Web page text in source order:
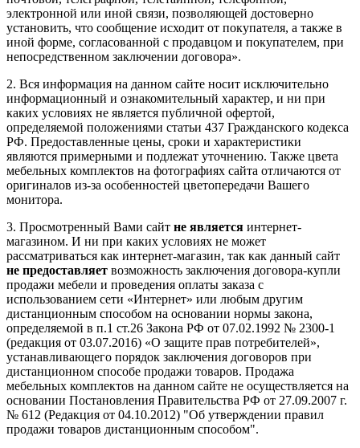
электронной или иной связи, позволяющей достоверно
установить, что сообщение исходит от покупателя, а также в
иной форме, согласованной с продавцом и покупателем, при
непосредственном заключении договора».
2. Вся информация на данном сайте носит исключительно
информационный и ознакомительный характер, и ни при
каких условиях не является публичной офертой,
определяемой положениями статьи 437 Гражданского кодекса
РФ. Предоставленные цены, сроки и характеристики
являются примерными и подлежат уточнению. Также цвета
мебельных комплектов на фотографиях сайта отличаются от
оригиналов из-за особенностей цветопередачи Вашего
монитора.
3. Просмотренный Вами сайт не является интернет-
магазином. И ни при каких условиях не может
рассматриваться как интернет-магазин, так как данный сайт
не предоставляет возможность заключения договора-купли
продажи мебели и проведения оплаты заказа с
использованием сети «Интернет» или любым другим
дистанционным способом на основании нормы закона,
определяемой в п.1 ст.26 Закона РФ от 07.02.1992 № 2300-1
(редакция от 03.07.2016) «О защите прав потребителей»,
устанавливающего порядок заключения договоров при
дистанционном способе продажи товаров. Продажа
мебельных комплектов на данном сайте не осуществляется на
основании Постановления Правительства РФ от 27.09.2007 г.
№ 612 (Редакция от 04.10.2012) "Об утверждении правил
продажи товаров дистанционным способом".